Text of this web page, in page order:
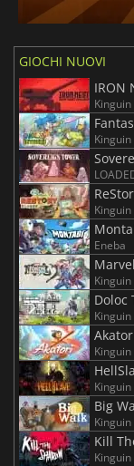
GIOCHI NUOVI
IRON
Kinguin
Kinguin
Kinguin
Eneba
Kinguin
Doloc
Kinguin
Kinguin
Kinguin
Big
Kinguin
Kill
Kinguin